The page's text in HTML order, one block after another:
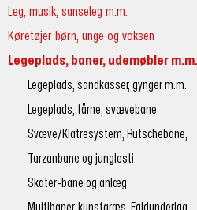
Leg, musik, sanseleg m.m.
Køretøjer børn, unge og voksen
Legeplads, baner, udemøbler m.m.
Legeplads, sandkasser, gynger m.m.
Legeplads, tårne, svævebane
Svæve/Klatresystem, Rutschebane,
Tarzanbane og junglesti
Skater-bane og anlæg
Multibaner, kunstgræs, Faldunderlag